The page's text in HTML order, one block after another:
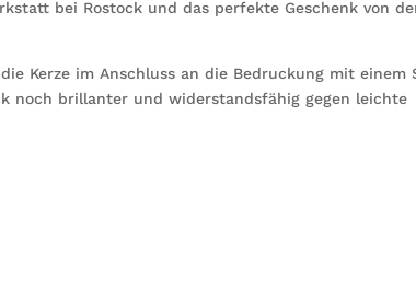
bei Rostock und das perfekte Geschenk von
Kerze im Anschluss an die Bedruckung mit einem
noch brillanter und widerstandsfähig gegen leichte